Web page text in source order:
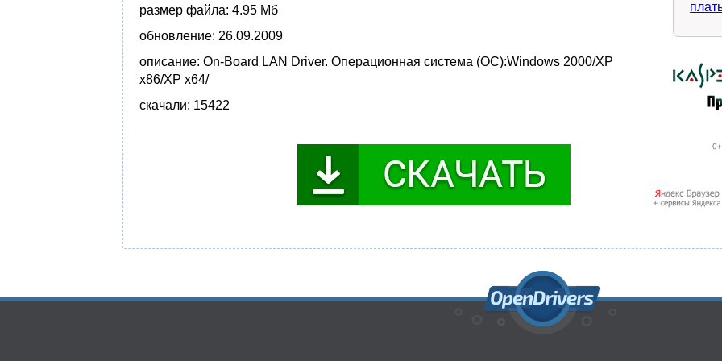
размер файла: 4.95 Мб
обновление: 26.09.2009
описание: On-Board LAN Driver. Операционная система (ОС):Windows 2000/XP
x86/XP x64/
скачали: 15422